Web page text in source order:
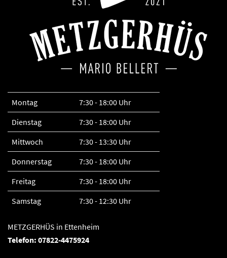
Montag
7:30 - 18:00 Uhr
Dienstag
7:30 - 18:00 Uhr
Mittwoch
7:30 - 13:30 Uhr
Donnerstag
7:30 - 18:00 Uhr
Freitag
7:30 - 18:00 Uhr
Samstag
7:30 - 12:30 Uhr
METZGERHÜS in Ettenheim
Telefon: 07822-4475924